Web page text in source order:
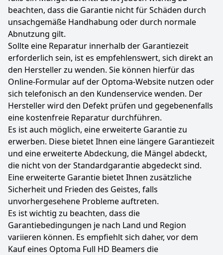
beachten, dass die Garantie nicht für Schäden durch
unsachgemäße Handhabung oder durch normale
Abnutzung gilt.
Sollte eine Reparatur innerhalb der Garantiezeit
erforderlich sein, ist es empfehlenswert, sich direkt an
den Hersteller zu wenden. Sie können hierfür das
Online-Formular auf der Optoma-Website nutzen oder
sich telefonisch an den Kundenservice wenden. Der
Hersteller wird den Defekt prüfen und gegebenenfalls
eine kostenfreie Reparatur durchführen.
Es ist auch möglich, eine erweiterte Garantie zu
erwerben. Diese bietet Ihnen eine längere Garantiezeit
und eine erweiterte Abdeckung, die Mängel abdeckt,
die nicht von der Standardgarantie abgedeckt sind.
Eine erweiterte Garantie bietet Ihnen zusätzliche
Sicherheit und Frieden des Geistes, falls
unvorhergesehene Probleme auftreten.
Es ist wichtig zu beachten, dass die
Garantiebedingungen je nach Land und Region
variieren können. Es empfiehlt sich daher, vor dem
Kauf eines Optoma Full HD Beamers die